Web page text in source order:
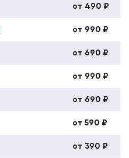
от 490 ₽
от 990 ₽
от 690 ₽
от 990 ₽
от 690 ₽
от 590 ₽
от 390 ₽